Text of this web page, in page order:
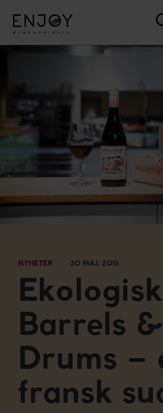
NYHETER 30 MAJ, 2016
Barrels &
Drums –
fransk